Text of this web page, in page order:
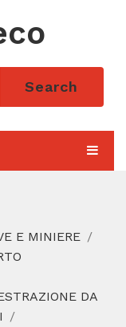
Search
E MINIERE
DA